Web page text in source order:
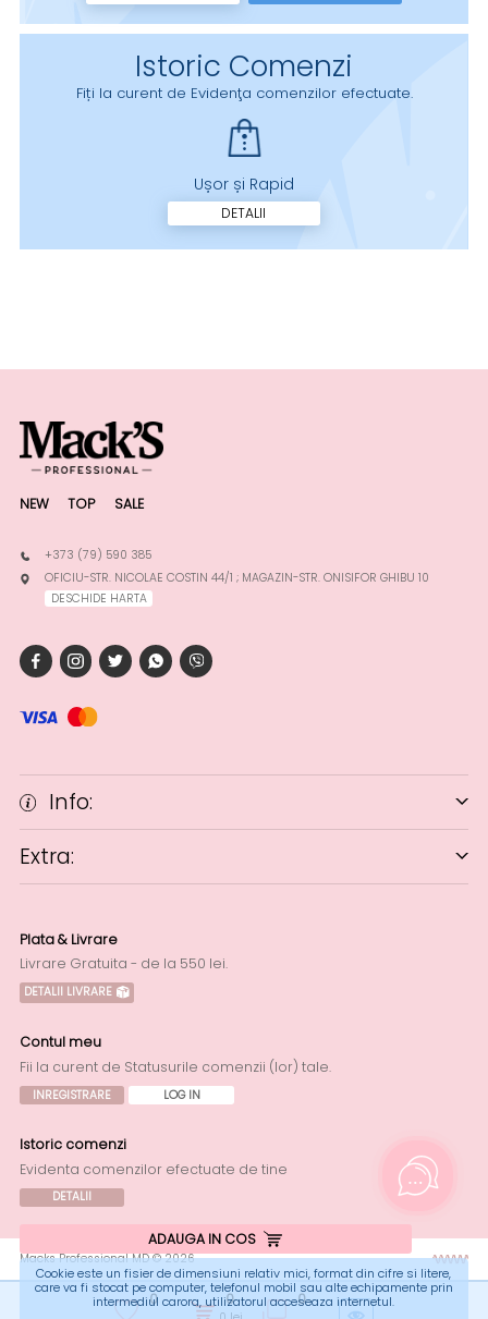
ADAUGA IN COS
Istoric Comenzi
Fiți la curent de Evidenţa comenzilor efectuate.
Ușor și Rapid
DETALII
0 0 0
NEW TOP SALE
+373 (79) 590 385
OFICIU-STR. NICOLAE COSTIN 44/1 ; MAGAZIN-STR. ONISIFOR GHIBU 10
DESCHIDE HARTA
Info:
Extra:
Plata & Livrare
Livrare Gratuita - de la 550 lei.
DETALII LIVRARE
Contul meu
Fii la curent de Statusurile comenzii (lor) tale.
INREGISTRARE LOG IN
Istoric comenzi
Evidenta comenzilor efectuate de tine
DETALII
Macks Professional MD © 2026
Cookie este un fisier de dimensiuni relativ mici, format din cifre si litere,
care va fi stocat pe computer, telefonul mobil sau alte echipamente prin
intermediul carora, utilizatorul acceseaza internetul.